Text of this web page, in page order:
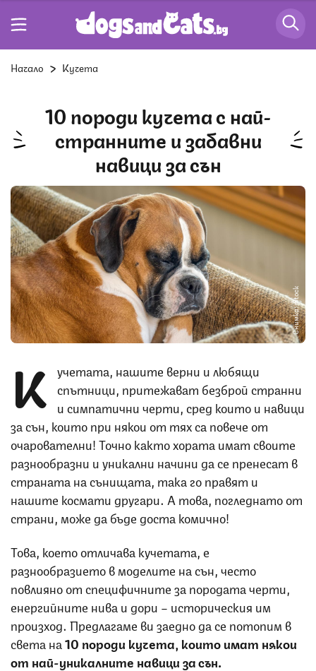
Начало Кучета
10 породи кучета с най-
странните и забавни
навици за сън
Снимка: iStock
К учетата, нашите верни и любящи
спътници, притежават безброй странни
и симпатични черти, сред които и навици
за сън, които при някои от тях са повече от
очарователни! Точно както хората имат своите
разнообразни и уникални начини да се пренесат в
страната на сънищата, така го правят и
нашите космати другари. А това, погледнато от
страни, може да бъде доста комично!
Това, което отличава кучетата, е
разнообразието в моделите на сън, често
повлияно от специфичните за породата черти,
енергийните нива и дори – историческия им
произход. Предлагаме ви заедно да се потопим в
света на10 породи кучета, които имат някои
от най-уникалните навици за сън.